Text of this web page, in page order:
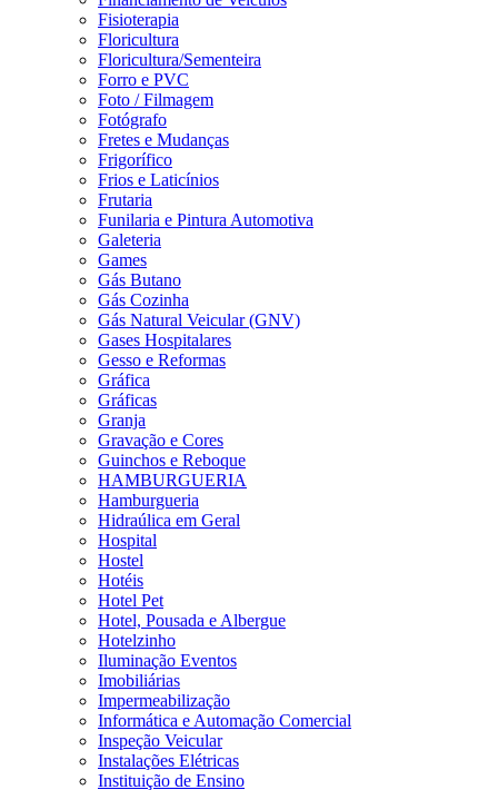
Fisioterapia
Floricultura
Floricultura/Sementeira
Forro e PVC
Foto / Filmagem
Fotógrafo
Fretes e Mudanças
Frigorífico
Frios e Laticínios
Frutaria
Funilaria e Pintura Automotiva
Galeteria
Games
Gás Butano
Gás Cozinha
Gás Natural Veicular (GNV)
Gases Hospitalares
Gesso e Reformas
Gráfica
Gráficas
Granja
Gravação e Cores
Guinchos e Reboque
HAMBURGUERIA
Hamburgueria
Hidraúlica em Geral
Hospital
Hostel
Hotéis
Hotel Pet
Hotel, Pousada e Albergue
Hotelzinho
Iluminação Eventos
Imobiliárias
Impermeabilização
Informática e Automação Comercial
Inspeção Veicular
Instalações Elétricas
Instituição de Ensino